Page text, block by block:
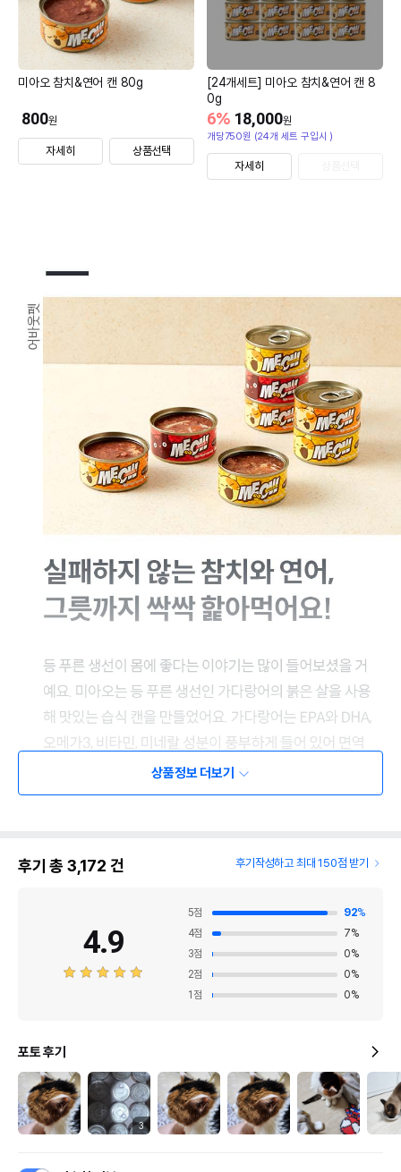
미아오 참치&연어 캔 80g
800원
자세히 상품선택
[24개세트] 미아오 참치&연어 캔 8
0g
18,000원
6%
개당750원 (24개 세트 구입시 )
자세히
상품정보 더보기
후기 총 3,172 건 후기작성하고 최대 150점 받기
4.9
5점 92%
4점 7%
3점 0%
2점 0%
1 점 0%
포토 후기
3